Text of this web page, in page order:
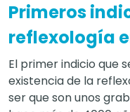
Primeros
reflexología
El primer indicio que
existencia de la
ser que son unos